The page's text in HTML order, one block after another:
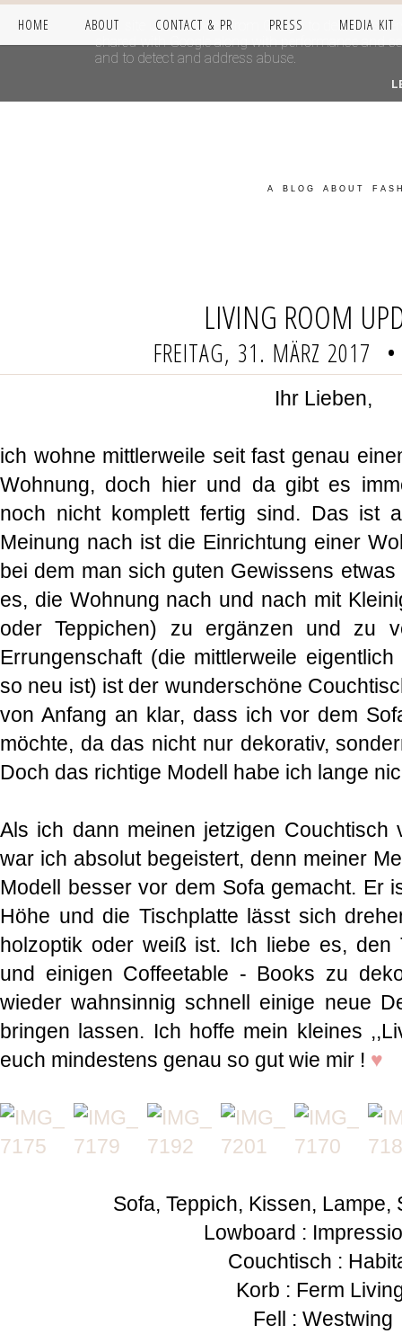
HOME ABOUT CONTACT & PR PRESS MEDIA KIT
A BLOG ABOUT
LIVING ROOM
FREITAG, 31. MÄRZ 2017 •
Ihr Lieben,
ich wohne mittlerweile seit fast genau
Wohnung, doch hier und da gibt es
noch nicht komplett fertig sind. Das ist
Meinung nach ist die Einrichtung einer
bei dem man sich guten Gewissens
es, die Wohnung nach und nach mit
oder Teppichen) zu ergänzen und zu
Errungenschaft (die mittlerweile
so neu ist) ist der wunderschöne
von Anfang an klar, dass ich vor dem
möchte, da das nicht nur dekorativ,
Doch das richtige Modell habe ich lange
Als ich dann meinen jetzigen Couchtisch
war ich absolut begeistert, denn meiner
Modell besser vor dem Sofa gemacht. Er
Höhe und die Tischplatte lässt sich
holzoptik oder weiß ist. Ich liebe es, den
und einigen Coffeetable - Books zu
wieder wahnsinnig schnell einige neue
bringen lassen. Ich hoffe mein kleines
euch mindestens genau so gut wie mir ! ♥
Sofa, Teppich, Kissen, Lampe,
Lowboard :
Couchtisch :
Korb : Ferm
Fell : Westwing
This site uses cookies from Google to deliver its
shared with Google along with performance and
and to detect and address abuse.